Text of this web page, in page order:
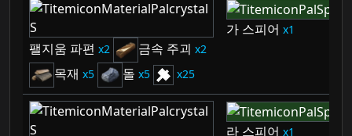
팰지움 파편 2 금속 주괴 2
목재 5 돌 5 25
가 스피어 1
라 스피어 1